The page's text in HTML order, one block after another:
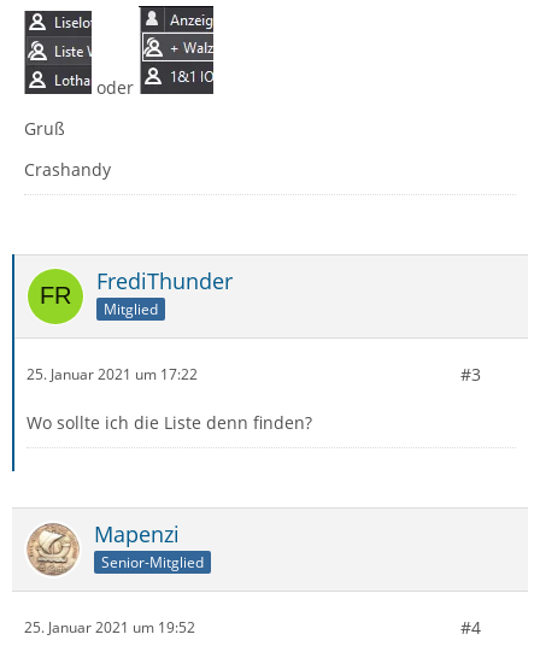
oder
Gruß
Crashandy
FrediThunder
Mitglied
25. Januar 2021 um 17:22 #3
Wo sollte ich die Liste denn finden?
Mapenzi
Senior-Mitglied
25. Januar 2021 um 19:52 #4